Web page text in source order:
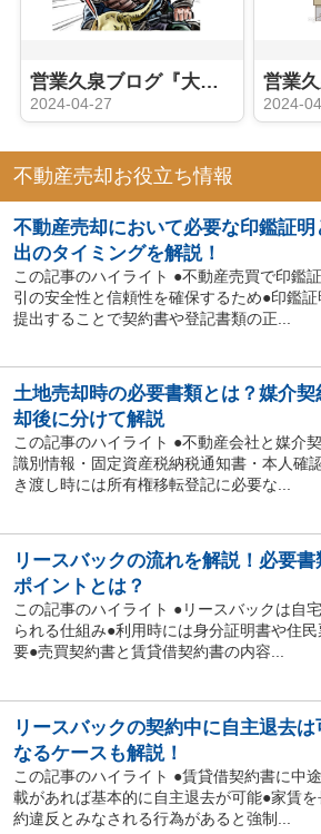
営業久泉ブログ『大家さんへの道②（久泉立志編）』
2024-04-27 2024-
不動産売却お役立ち情報
不動産売却において必要な印鑑証
出のタイミングを解説！
この記事のハイライト ●不動産売買で印鑑
引の安全性と信頼性を確保するため●印鑑
提出することで契約書や登記書類の正...
土地売却時の必要書類とは？媒介
却後に分けて解説
この記事のハイライト ●不動産会社と媒介
識別情報・固定資産税納税通知書・本人確
き渡し時には所有権移転登記に必要な...
リースバックの流れを解説！必要
ポイントとは？
この記事のハイライト ●リースバックは自
られる仕組み●利用時には身分証明書や住
要●売買契約書と賃貸借契約書の内容...
リースバックの契約中に自主退去
なるケースも解説！
この記事のハイライト ●賃貸借契約書に中
載があれば基本的に自主退去が可能●家賃
約違反とみなされる行為があると強制...